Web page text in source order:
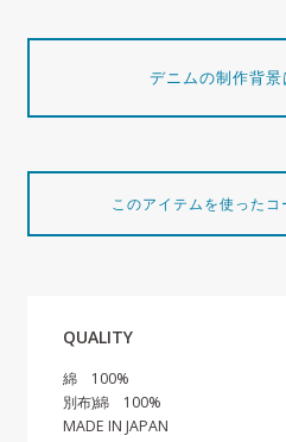
デニムの制作背景
このアイテムを使った
QUALITY
綿 100%
別布)綿 100%
MADE IN JAPAN